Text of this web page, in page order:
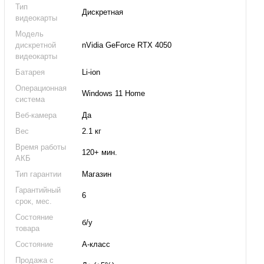
Тип
видеокарты
Дискретная
Модель
дискретной
видеокарты
nVidia GeForce RTX 4050
Батарея
Li-ion
Операционная
система
Windows 11 Home
Веб-камера
Да
Вес
2.1 кг
Время работы
АКБ
120+ мин.
Тип гарантии
Магазин
Гарантийный
срок, мес.
6
Состояние
товара
б/у
Состояние
А-класс
Продажа с